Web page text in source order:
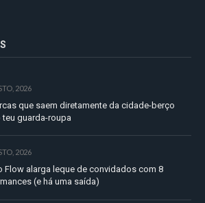
2026
que saem diretamente da cidade-berço
teu guarda-roupa
2026
Flow alarga leque de convidados com 8
(e há uma saída)